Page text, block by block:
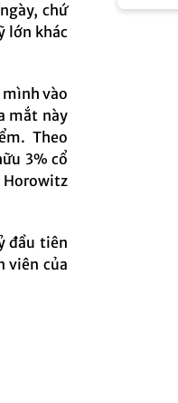
chứ
lớn khác
mình vào
mắt này
Theo
3% cổ
Horowitz
đầu tiên
viên của